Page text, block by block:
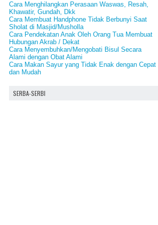
Cara Menghilangkan Perasaan Waswas, Resah,
Khawatir, Gundah, Dkk
Cara Membuat Handphone Tidak Berbunyi Saat
Sholat di Masjid/Musholla
Cara Pendekatan Anak Oleh Orang Tua Membuat
Hubungan Akrab / Dekat
Cara Menyembuhkan/Mengobati Bisul Secara
Alami dengan Obat Alami
Cara Makan Sayur yang Tidak Enak dengan Cepat
dan Mudah
SERBA-SERBI